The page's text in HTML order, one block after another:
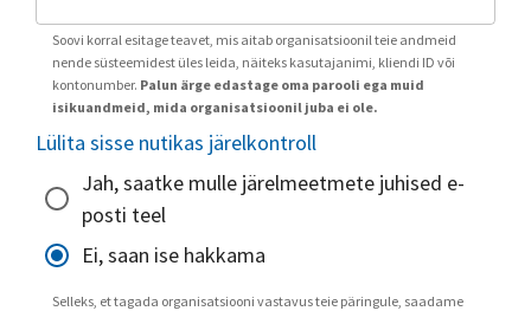
Soovi korral esitage teavet, mis aitab organisatsioonil teie andmeid
nende süsteemidest üles leida, näiteks kasutajanimi, kliendi ID või
kontonumber. Palun ärge edastage oma parooli ega muid
isikuandmeid, mida organisatsioonil juba ei ole.
Lülita sisse nutikas järelkontroll
Jah, saatke mulle järelmeetmete juhised e-
posti teel
Ei, saan ise hakkama
Selleks, et tagada organisatsiooni vastavus teie päringule, saadame